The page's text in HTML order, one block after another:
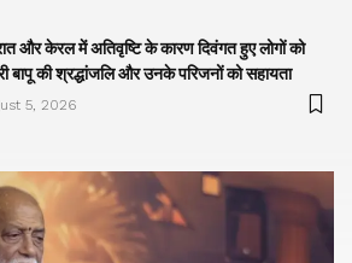
और केरल में अतिवृष्टि के कारण दिवंगत हुए लोगों को
बापू की श्रद्धांजलि और उनके परिजनों को सहायता
5, 2026